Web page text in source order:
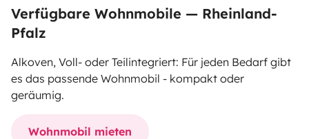
Verfügbare Wohnmobile — Rheinland-
Pfalz
Alkoven, Voll- oder Teilintegriert: Für jeden Bedarf gibt
es das passende Wohnmobil - kompakt oder
geräumig.
Wohnmobil mieten